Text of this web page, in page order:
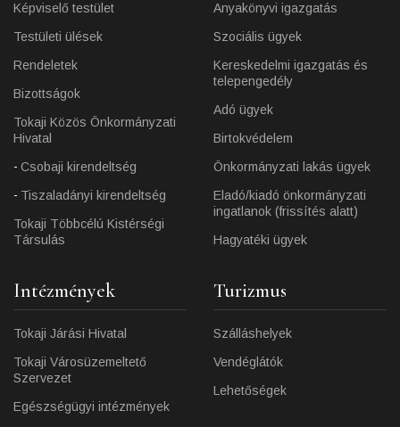
Képviselő testület
Testületi ülések
Rendeletek
Bizottságok
Tokaji Közös Önkormányzati
Hivatal
Csobaji kirendeltség
Tiszaladányi kirendeltség
Tokaji Többcélú Kistérségi
Társulás
Anyakönyvi igazgatás
Szociális ügyek
Kereskedelmi igazgatás és
telepengedély
Adó ügyek
Birtokvédelem
Önkormányzati lakás ügyek
Eladó/kiadó önkormányzati
ingatlanok (frissítés alatt)
Hagyatéki ügyek
Intézmények
Tokaji Járási Hivatal
Tokaji Városüzemeltető
Szervezet
Egészségügyi intézmények
Turizmus
Szálláshelyek
Vendéglátók
Lehetőségek